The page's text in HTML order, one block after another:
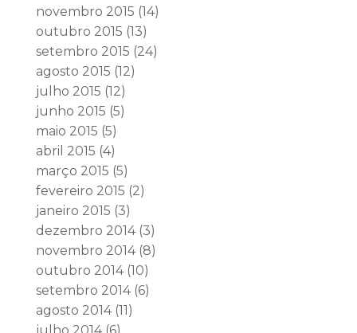
novembro 2015 (14)
outubro 2015 (13)
setembro 2015 (24)
agosto 2015 (12)
julho 2015 (12)
junho 2015 (5)
maio 2015 (5)
abril 2015 (4)
março 2015 (5)
fevereiro 2015 (2)
janeiro 2015 (3)
dezembro 2014(3)
novembro 2014(8)
outubro 2014(10)
setembro 2014(6)
agosto 2014(11)